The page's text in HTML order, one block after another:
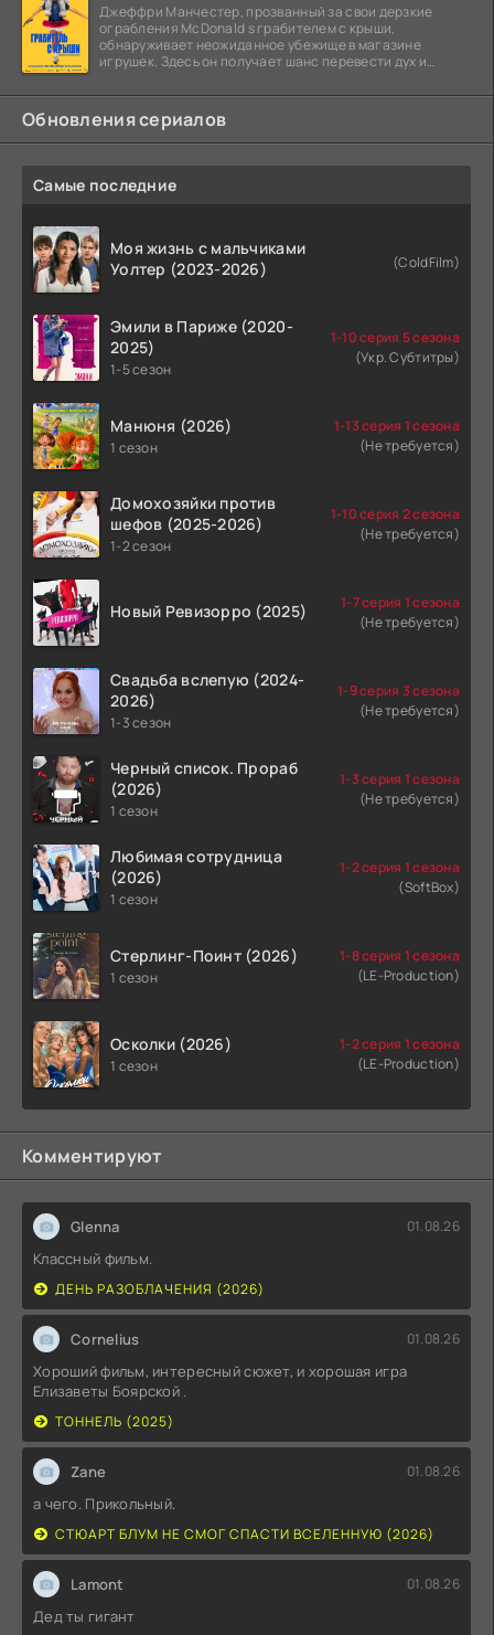
Джеффри Манчестер, прозванный за свои дерзкие
ограбления McDonald s грабителем с крыши,
обнаруживает неожиданное убежище в магазине
игрушек. Здесь он получает шанс перевести дух и
Обновления сериалов
Самые последние
Моя жизнь с мальчиками
Уолтер (2023-2026)
(ColdFilm)
Эмили в Париже (2020-
2025)
1-5 сезон
1-10 серия 5 сезона
(Укр. Субтитры)
Манюня (2026)
1 сезон
1-13 серия 1 сезона
(Не требуется)
Домохозяйки против
шефов (2025-2026)
1-2 сезон
1-10 серия 2 сезона
(Не требуется)
Новый Ревизорро (2025)
1-7 серия 1 сезона
(Не требуется)
Свадьба вслепую (2024-
2026)
1-3 сезон
1-9 серия 3 сезона
(Не требуется)
Черный список. Прораб
(2026)
1 сезон
1-3 серия 1 сезона
(Не требуется)
Любимая сотрудница
(2026)
1 сезон
1-2 серия 1 сезона
(SoftBox)
Стерлинг-Поинт (2026)
1 сезон
1-8 серия 1 сезона
(LE-Production)
Осколки (2026)
1 сезон
1-2 серия 1 сезона
(LE-Production)
Комментируют
Glenna 01.08.26
Классный фильм.
ДЕНЬ РАЗОБЛАЧЕНИЯ (2026)
Cornelius 01.08.26
Хороший фильм, интересный сюжет, и хорошая игра
Елизаветы Боярской .
ТОННЕЛЬ (2025)
Zane 01.08.26
а чего. Прикольный.
СТЮАРТ БЛУМ НЕ СМОГ СПАСТИ ВСЕЛЕННУЮ (2026)
Lamont 01.08.26
Дед ты гигант